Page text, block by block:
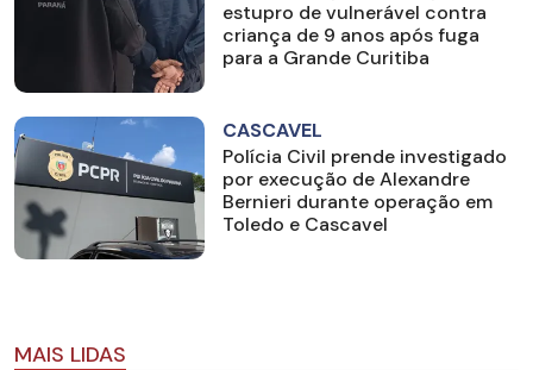
estupro de vulnerável contra
criança de 9 anos após fuga
para a Grande Curitiba
CASCAVEL
Polícia Civil prende investigado
por execução de Alexandre
Bernieri durante operação em
Toledo e Cascavel
MAIS LIDAS